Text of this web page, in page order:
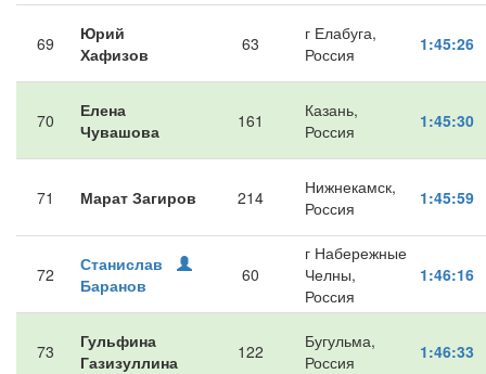
69
Юрий
Хафизов
63
г Елабуга,
Россия
1:45:26
70
Елена
Чувашова
161
Казань,
Россия
1:45:30
71 Марат Загиров 214
Нижнекамск,
Россия
1:45:59
72
Станислав
Баранов
60
г Набережные
Челны,
Россия
1:46:16
73
Гульфина
Газизуллина
122
Бугульма,
Россия
1:46:33